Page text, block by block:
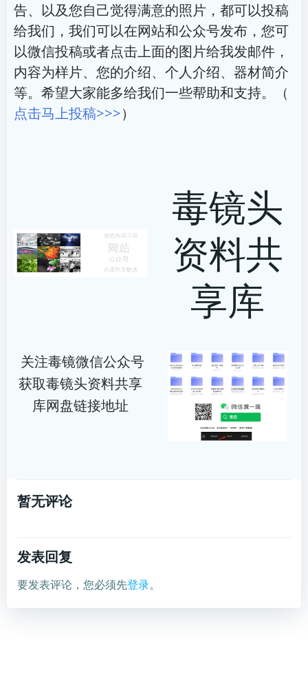
告、以及您自己觉得满意的照片，都可以投稿
给我们，我们可以在网站和公众号发布，您可
以微信投稿或者点击上面的图片给我发邮件，
内容为样片、您的介绍、个人介绍、器材简介
等。希望大家能多给我们一些帮助和支持。（
点击马上投稿>>>）
毒镜头
资料共
享库
关注毒镜微信公众号
获取毒镜头资料共享
库网盘链接地址
暂无评论
发表回复
要发表评论，您必须先登录。